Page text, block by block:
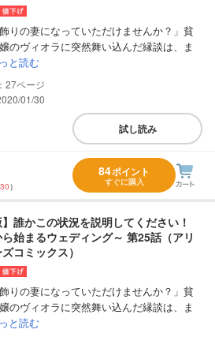
飾りの妻になっていただけませんか？」貧
のヴィオラに突然舞い込んだ縁談は、ま
と読む
27
01/30
試し読み
）
84ポイント
すぐに購入
】誰かこの状況を説明してください！
ら始まるウェディング～ 第25話（アリ
コミックス）
飾りの妻になっていただけませんか？」貧
のヴィオラに突然舞い込んだ縁談は、ま
と読む